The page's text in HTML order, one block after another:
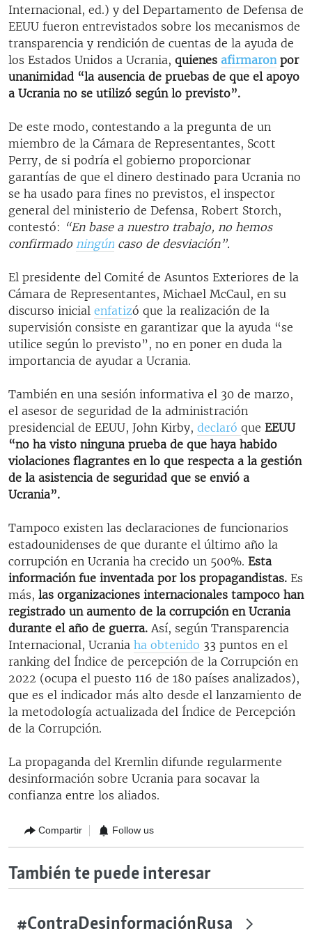
Internacional, ed.) y del Departamento de Defensa de
EEUU fueron entrevistados sobre los mecanismos de
transparencia y rendición de cuentas de la ayuda de
los Estados Unidos a Ucrania, quienes afirmaron por
unanimidad “la ausencia de pruebas de que el apoyo
a Ucrania no se utilizó según lo previsto”.
De este modo, contestando a la pregunta de un
miembro de la Cámara de Representantes, Scott
Perry, de si podría el gobierno proporcionar
garantías de que el dinero destinado para Ucrania no
se ha usado para fines no previstos, el inspector
general del ministerio de Defensa, Robert Storch,
contestó: “En base a nuestro trabajo, no hemos
confirmado ningún caso de desviación”.
El presidente del Comité de Asuntos Exteriores de la
Cámara de Representantes, Michael McCaul, en su
discurso inicial enfatizó que la realización de la
supervisión consiste en garantizar que la ayuda “se
utilice según lo previsto”, no en poner en duda la
importancia de ayudar a Ucrania.
También en una sesión informativa el 30 de marzo,
el asesor de seguridad de la administración
presidencial de EEUU, John Kirby, declaró que EEUU
“no ha visto ninguna prueba de que haya habido
violaciones flagrantes en lo que respecta a la gestión
de la asistencia de seguridad que se envió a
Ucrania”.
Tampoco existen las declaraciones de funcionarios
estadounidenses de que durante el último año la
corrupción en Ucrania ha crecido un 500%. Esta
información fue inventada por los propagandistas. Es
más, las organizaciones internacionales tampoco han
registrado un aumento de la corrupción en Ucrania
durante el año de guerra. Así, según Transparencia
Internacional, Ucrania ha obtenido 33 puntos en el
ranking del Índice de percepción de la Corrupción en
2022 (ocupa el puesto 116 de 180 países analizados),
que es el indicador más alto desde el lanzamiento de
la metodología actualizada del Índice de Percepción
de la Corrupción.
La propaganda del Kremlin difunde regularmente
desinformación sobre Ucrania para socavar la
confianza entre los aliados.
Compartir Follow us
También te puede interesar
#ContraDesinformaciónRusa